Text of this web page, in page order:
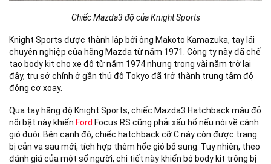
Chiếc Mazda3 độ của Knight Sports
Knight Sports được thành lập bởi ông Makoto Kamazuka, tay lái
chuyên nghiệp của hãng Mazda từ năm 1971. Công ty này đã chế
tạo body kit cho xe độ từ năm 1974 nhưng trong vài năm trở lại
đây, trụ sở chính ở gần thủ đô Tokyo đã trở thành trung tâm độ
động cơ xoay.
Qua tay hãng độ Knight Sports, chiếc Mazda3 Hatchback màu đỏ
nổi bật này khiến Ford Focus RS cũng phải xấu hổ nếu nói về cánh
gió đuôi. Bên cạnh đó, chiếc hatchback cỡ C này còn được trang
bị cản va sau mới, tích hợp thêm hốc gió bổ sung. Tuy nhiên, theo
đánh giá của một số người, chi tiết này khiến bộ body kit trông bị